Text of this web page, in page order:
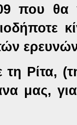
που θα
τη Ρίτα,
μας,